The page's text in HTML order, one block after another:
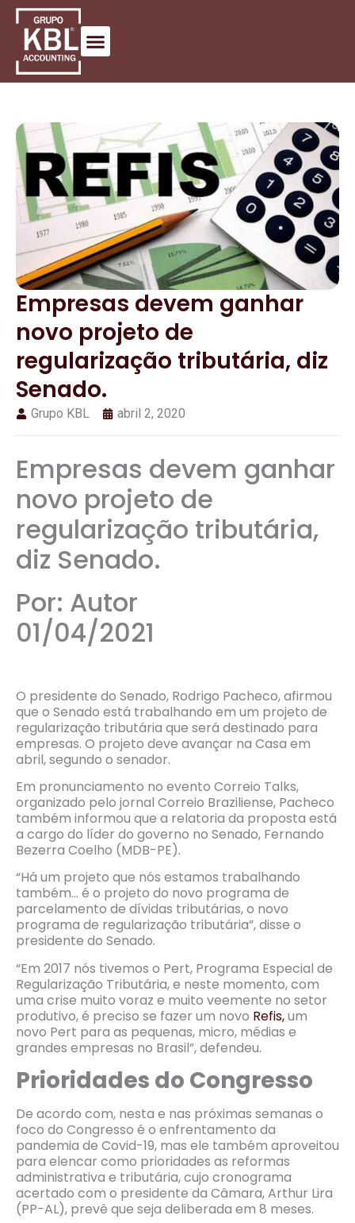
Empresas devem ganhar
novo projeto de
regularização tributária, diz
Senado.
Grupo KBL abril 2, 2020
Empresas devem ganhar
novo projeto de
regularização tributária,
diz Senado.
Por: Autor
01/04/2021
O presidente do Senado, Rodrigo Pacheco, afirmou
que o Senado está trabalhando em um projeto de
regularização tributária que será destinado para
empresas. O projeto deve avançar na Casa em
abril, segundo o senador.
Em pronunciamento no evento Correio Talks,
organizado pelo jornal Correio Braziliense, Pacheco
também informou que a relatoria da proposta está
a cargo do líder do governo no Senado, Fernando
Bezerra Coelho (MDB-PE).
“Há um projeto que nós estamos trabalhando
também… é o projeto do novo programa de
parcelamento de dívidas tributárias, o novo
programa de regularização tributária”, disse o
presidente do Senado.
“Em 2017 nós tivemos o Pert, Programa Especial de
Regularização Tributária, e neste momento, com
uma crise muito voraz e muito veemente no setor
produtivo, é preciso se fazer um novo Refis,um
novo Pert para as pequenas, micro, médias e
grandes empresas no Brasil”, defendeu.
Prioridades do Congresso
De acordo com, nesta e nas próximas semanas o
foco do Congresso é o enfrentamento da
pandemia de Covid-19, mas ele também aproveitou
para elencar como prioridades as reformas
administrativa e tributária, cujo cronograma
acertado com o presidente da Câmara, Arthur Lira
(PP-AL), prevê que seja deliberada em 8 meses.